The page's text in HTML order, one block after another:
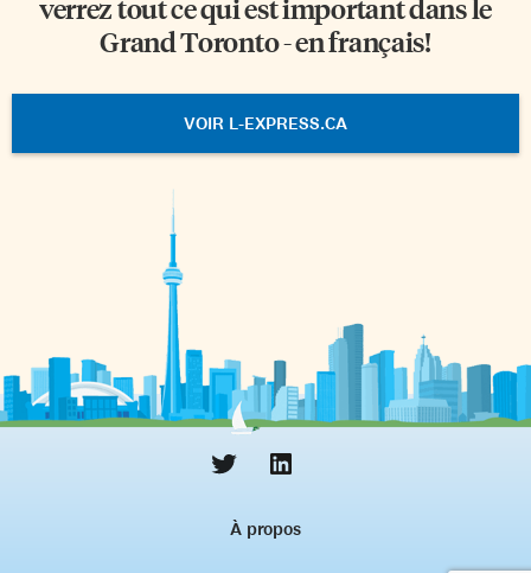
verrez tout ce qui est important dans le
Grand Toronto - en français!
VOIR L-EXPRESS.CA
À propos